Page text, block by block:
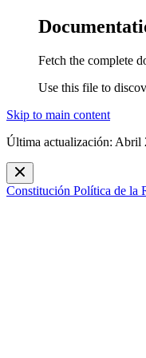
Fetch the complete
Use this file to
Skip to main content
Última actualización: Abril
Constitución Política de la